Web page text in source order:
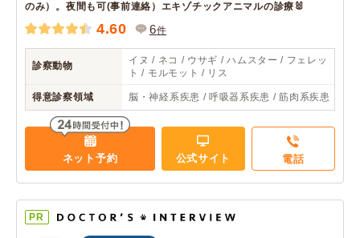
のみ）。夜間も可(事前連絡）エキゾチックアニマルの診療🐰
4.60 6件
診察動物
イヌ / ネコ / ウサギ / ハムスター / フェレッ
ト / モルモット / リス
得意診察領域 脳・神経系疾患 / 呼吸器系疾患 / 筋肉系疾患
ネット予約 公式サイト 電話
PR